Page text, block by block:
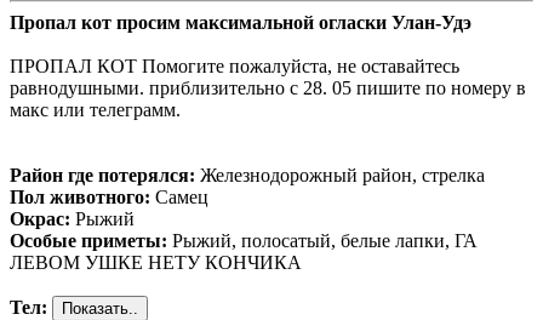
Пропал кот просим максимальной огласки Улан-Удэ
ПРОПАЛ КОТ Помогите пожалуйста, не оставайтесь
равнодушными. приблизительно с 28. 05 пишите по номеру в
макс или телеграмм.
Район где потерялся: Железнодорожный район, стрелка
Пол животного: Самец
Окрас: Рыжий
Особые приметы: Рыжий, полосатый, белые лапки, ГА
ЛЕВОМ УШКЕ НЕТУ КОНЧИКА
Тел: